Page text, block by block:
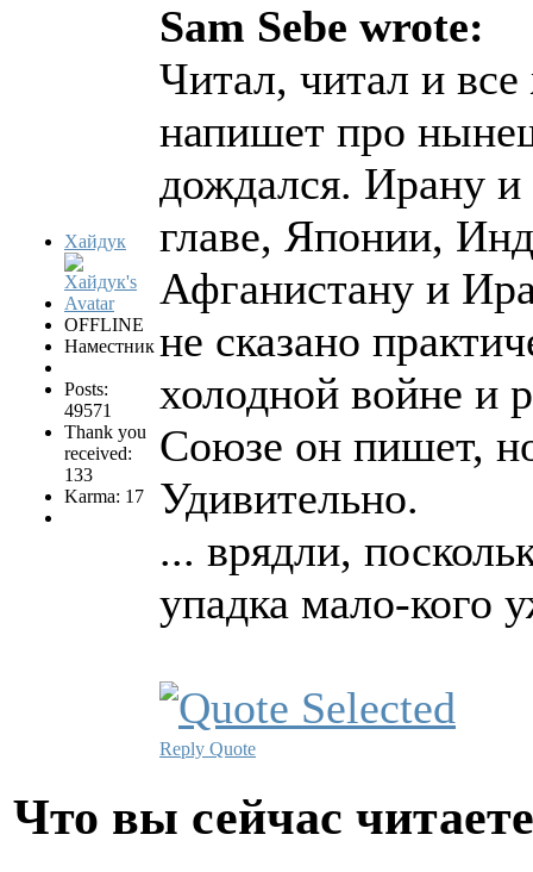
Хайдук
OFFLINE
Наместник
Posts:
49571
Thank you
received:
133
Karma: 17
Sam Sebe wrote:
Читал, читал и
напишет про
дождался. Ирану
главе, Японии,
Афганистану и
не сказано
холодной войне и
Союзе он пишет,
Удивительно.
... врядли,
упадка мало-кого
Reply Quote
Что вы сейчас